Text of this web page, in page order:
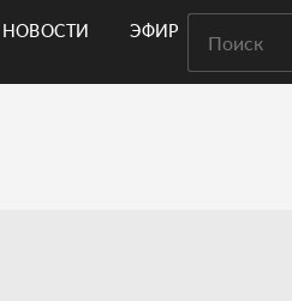
НОВОСТИ ЭФИР